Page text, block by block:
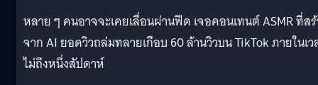
หลาย ๆ คนอาจจะเคยเลื่อนผ่านฟีด เจอคอนเทนต์ ASMR ที่ส
จาก AI ยอดวิวถล่มทลายเกือบ 60 ล้านวิวบน TikTok ภายในเว
ไม่ถึงหนึ่งสัปดาห์